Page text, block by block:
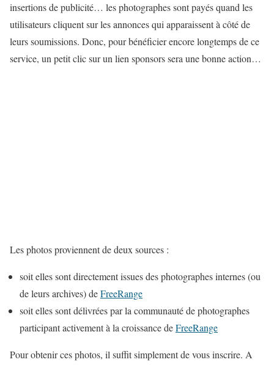
insertions de publicité… les photographes sont payés quand les
utilisateurs cliquent sur les annonces qui apparaissent à côté de
leurs soumissions. Donc, pour bénéficier encore longtemps de ce
service, un petit clic sur un lien sponsors sera une bonne action…
Les photos proviennent de deux sources :
soit elles sont directement issues des photographes internes (ou
de leurs archives) deFreeRange
soit elles sont délivrées par la communauté de photographes
participant activement à la croissance deFreeRange
Pour obtenir ces photos, il suffit simplement de vous inscrire. A